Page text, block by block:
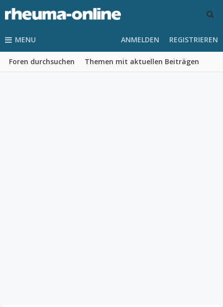
MENU
Foren durchsuchen Themen mit aktuellen Beiträgen
ANMELDEN REGISTRIEREN